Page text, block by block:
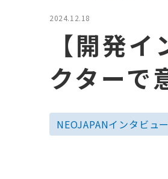
2024.12.18
【開発
クターで
NEOJAPANインタビュー